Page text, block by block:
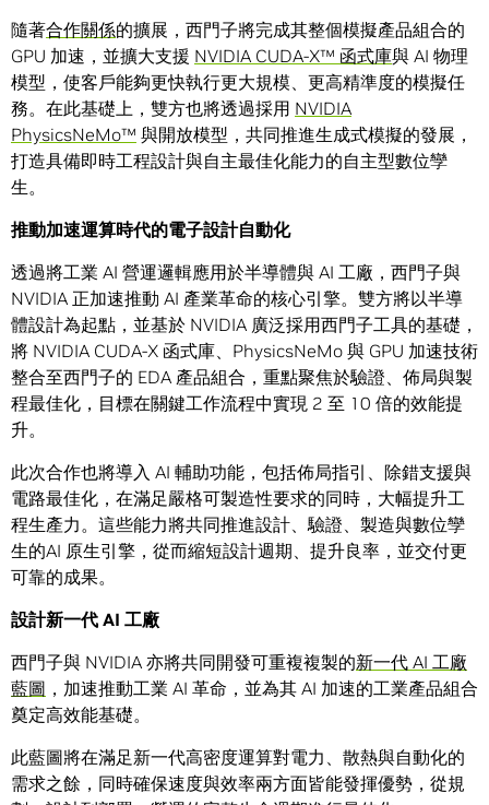
隨著合作關係的擴展，西門子將完成其整個模擬產品組合的
GPU 加速，並擴大支援 NVIDIA CUDA-X™ 函式庫與 AI 物理
模型，使客戶能夠更快執行更大規模、更高精準度的模擬任
務。在此基礎上，雙方也將透過採用 NVIDIA
PhysicsNeMo™ 與開放模型，共同推進生成式模擬的發展，
打造具備即時工程設計與自主最佳化能力的自主型數位孿
生。
推動加速運算時代的電子設計自動化
透過將工業 AI 營運邏輯應用於半導體與 AI 工廠，西門子與
NVIDIA 正加速推動 AI 產業革命的核心引擎。雙方將以半導
體設計為起點，並基於 NVIDIA 廣泛採用西門子工具的基礎，
將 NVIDIA CUDA-X 函式庫、PhysicsNeMo 與 GPU 加速技術
整合至西門子的 EDA 產品組合，重點聚焦於驗證、佈局與製
程最佳化，目標在關鍵工作流程中實現 2 至 10 倍的效能提
升。
此次合作也將導入 AI 輔助功能，包括佈局指引、除錯支援與
電路最佳化，在滿足嚴格可製造性要求的同時，大幅提升工
程生產力。這些能力將共同推進設計、驗證、製造與數位孿
生的AI 原生引擎，從而縮短設計週期、提升良率，並交付更
可靠的成果。
設計新一代 AI 工廠
西門子與 NVIDIA 亦將共同開發可重複複製的新一代 AI 工廠
藍圖 ，加速推動工業 AI 革命，並為其 AI 加速的工業產品組合
奠定高效能基礎。
此藍圖將在滿足新一代高密度運算對電力、散熱與自動化的
需求之餘，同時確保速度與效率兩方面皆能發揮優勢，從規